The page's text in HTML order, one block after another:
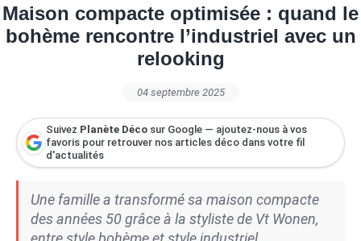
Maison compacte optimisée : quand le
bohème rencontre l’industriel avec un
relooking
04 septembre 2025
Suivez Planète Déco sur Google — ajoutez-nous à vos
favoris pour retrouver nos articles déco dans votre fil
d'actualités
Une famille a transformé sa maison compacte
des années 50 grâce à la styliste de Vt Wonen,